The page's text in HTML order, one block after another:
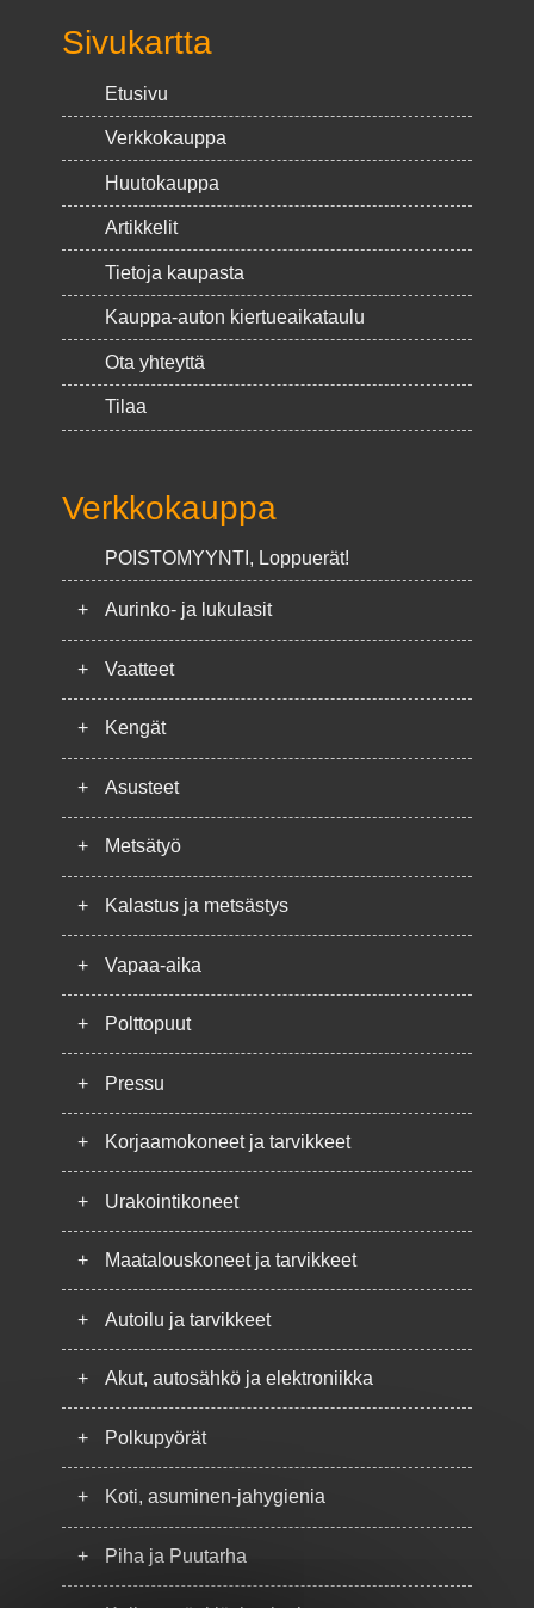
Sivukartta
Etusivu
Verkkokauppa
Huutokauppa
Artikkelit
Tietoja kaupasta
Kauppa-auton kiertueaikataulu
Ota yhteyttä
Tilaa
Verkkokauppa
POISTOMYYNTI, Loppuerät!
+ Aurinko- ja lukulasit
+ Vaatteet
+ Kengät
+ Asusteet
+ Metsätyö
+ Kalastus ja metsästys
+ Vapaa-aika
+ Polttopuut
+ Pressu
+ Korjaamokoneet ja tarvikkeet
+ Urakointikoneet
+ Maatalouskoneet ja tarvikkeet
+ Autoilu ja tarvikkeet
+ Akut, autosähkö ja elektroniikka
+ Polkupyörät
+ Koti, asuminen-jahygienia
+ Piha ja Puutarha